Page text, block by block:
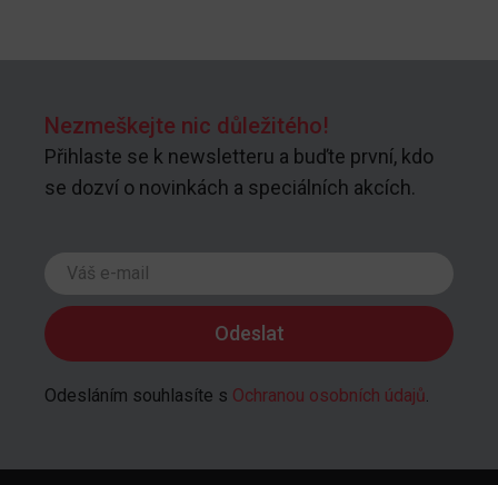
Nezmeškejte nic důležitého!
Přihlaste se k newsletteru a buďte první, kdo
se dozví o novinkách a speciálních akcích.
Odesláním souhlasíte s Ochranou osobních údajů.